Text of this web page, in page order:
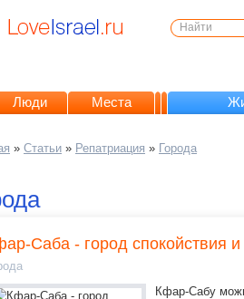
Люди Места
» Статьи » Репатриация » Города
Саба - город спокойствия
Кфар-Сабу